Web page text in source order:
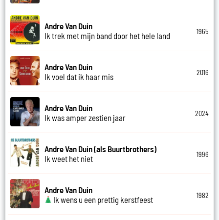
Andre Van Duin
Ik trek met mijn band door het hele land
1965
Andre Van Duin
Ik voel dat ik haar mis
2016
Andre Van Duin
Ik was amper zestien jaar
2024
Andre Van Duin (als Buurtbrothers)
Ik weet het niet
1996
Andre Van Duin
Ik wens u een prettig kerstfeest
1982